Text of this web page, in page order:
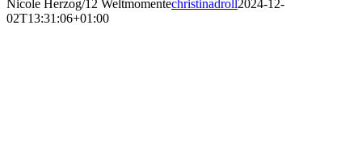
Nicole Herzog/12 Weltmomentechristinadroll2024-12-
02T13:31:06+01:00